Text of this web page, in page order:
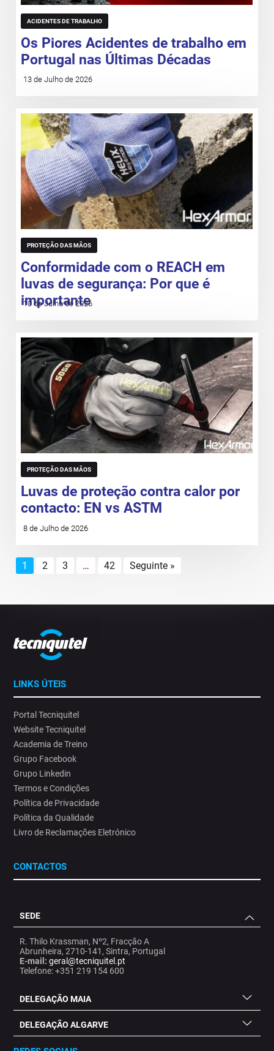
ACIDENTES DE TRABALHO
Os Piores Acidentes de trabalho em
Portugal nas Últimas Décadas
13 de Julho de 2026
PROTEÇÃO DAS MÃOS
Conformidade com o REACH em
luvas de segurança: Por que é
importante
10 de Julho de 2026
PROTEÇÃO DAS MÃOS
Luvas de proteção contra calor por
contacto: EN vs ASTM
8 de Julho de 2026
1 2 3 … 42 Seguinte »
LINKS ÚTEIS
Portal Tecniquitel
Website Tecniquitel
Academia de Treino
Grupo Facebook
Grupo Linkedin
Termos e Condições
Política de Privacidade
Política da Qualidade
Livro de Reclamações Eletrónico
CONTACTOS
SEDE
R. Thilo Krassman, Nº2, Fracção A
Abrunheira, 2710-141, Sintra, Portugal
E-mail: geral@tecniquitel.pt
Telefone: +351 219 154 600
DELEGAÇÃO MAIA
DELEGAÇÃO ALGARVE